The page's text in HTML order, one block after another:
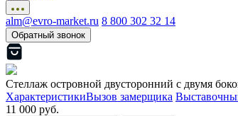
alm@evro-market.ru 8 800 302 32 14
Обратный звонок
Стеллаж островной двусторонний с двумя
ХарактеристикиВызов замерщика
11 000 руб.